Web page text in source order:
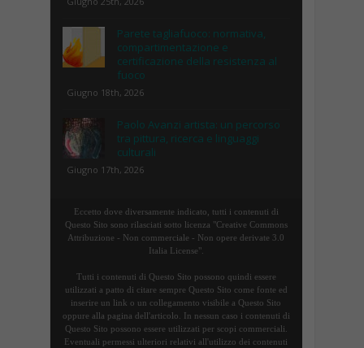
Parete tagliafuoco: normativa,
compartimentazione e
certificazione della resistenza al
fuoco
Giugno 18th, 2026
Paolo Avanzi artista: un percorso
tra pittura, ricerca e linguaggi
culturali
Giugno 17th, 2026
Eccetto dove diversamente indicato, tutti i contenuti di
Questo Sito sono rilasciati sotto licenza "Creative Commons
Attribuzione - Non commerciale - Non opere derivate 3.0
Italia License".
Tutti i contenuti di Questo Sito possono quindi essere
utilizzati a patto di citare sempre Questo Sito come fonte ed
inserire un link o un collegamento visibile a Questo Sito
oppure alla pagina dell'articolo. In nessun caso i contenuti di
Questo Sito possono essere utilizzati per scopi commerciali.
Eventuali permessi ulteriori relativi all'utilizzo dei contenuti